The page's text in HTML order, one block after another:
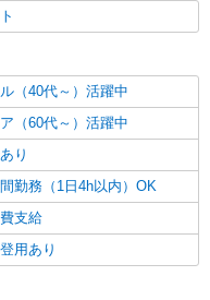
詳細を見る
の惣菜スタッフ
給1,330円〜1,580円（曜
給1330円〜 18時以降：時
円 ★日・祝＋100円 ※ア
募集内容はお問い合わせく
1
詳細を見る
（40代～）活躍中
（60代～）活躍中
り
勤務（1日4h以内）OK
支給
用あり